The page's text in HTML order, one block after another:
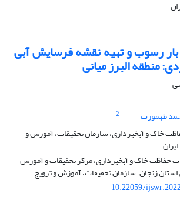
رسوب و تهیه نقشه فرسایش آبی
منطقه البرز میانی
طهمورث
2
خاک و آبخیزداری، سازمان تحقیقات، آموزش و
حفاظت خاک و آبخیزداری، مرکز تحقیقات و آموزش
زنجان، سازمان تحقیقات، آموزش و ترویج
10.22059/